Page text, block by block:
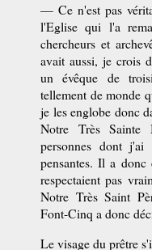
— Ce n'est pas
l'Eglise qui l'a
chercheurs et
avait aussi, je crois
un évêque de
tellement de monde
je les englobe donc
Notre Très Sainte
personnes dont j'ai
pensantes. Il a donc
respectaient pas
Notre Très Saint
Font-Cinq a donc
Le visage du prêtre